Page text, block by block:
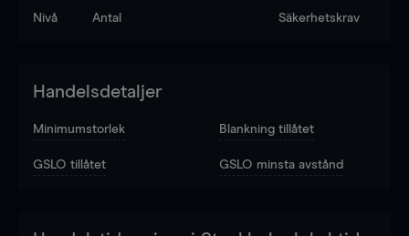
Nivå Antal Säkerhetskrav
Handelsdetaljer
Minimumstorlek Blankning tillåtet
GSLO tillåtet GSLO minsta avstånd